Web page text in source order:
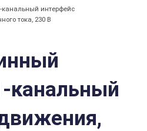
интерфейс
тока, 230 В
канальный